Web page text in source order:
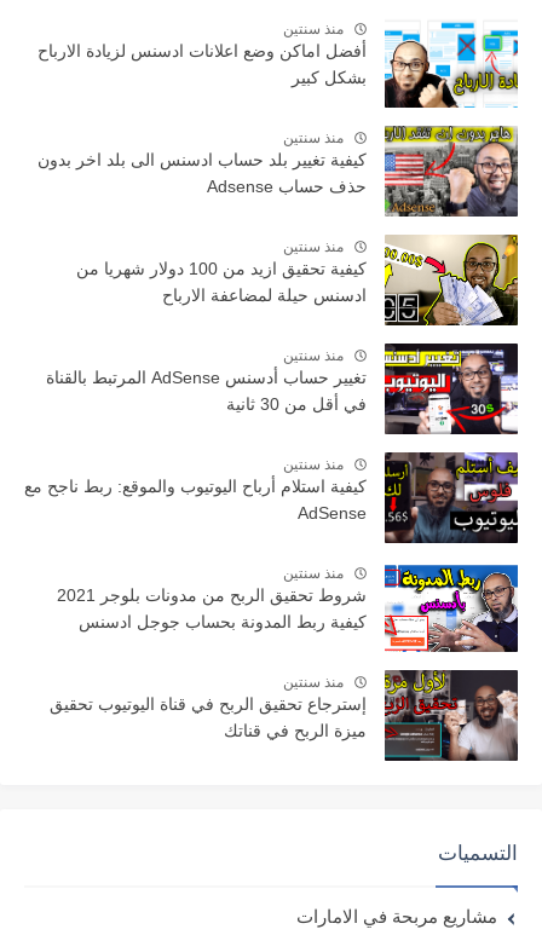
منذ سنتين
أفضل اماكن وضع اعلانات ادسنس لزيادة الارباح
بشكل كبير
منذ سنتين
كيفية تغيير بلد حساب ادسنس الى بلد اخر بدون
حذف حساب Adsense
منذ سنتين
كيفية تحقيق ازيد من 100 دولار شهريا من
ادسنس حيلة لمضاعفة الارباح
منذ سنتين
تغيير حساب أدسنس AdSense المرتبط بالقناة
في أقل من 30 ثانية
منذ سنتين
كيفية استلام أرباح اليوتيوب والموقع: ربط ناجح مع
AdSense
منذ سنتين
شروط تحقيق الربح من مدونات بلوجر 2021
كيفية ربط المدونة بحساب جوجل ادسنس
منذ سنتين
إسترجاع تحقيق الربح في قناة اليوتيوب تحقيق
ميزة الربح في قناتك
التسميات
مشاريع مربحة في الامارات